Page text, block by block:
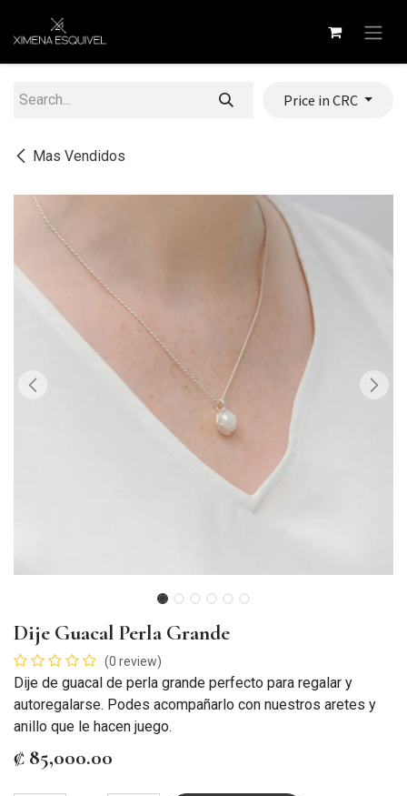
Mas Vendidos
Price in CRC
Dije Guacal Perla Grande
(0 review)
Dije de guacal de perla grande perfecto para regalar y
autoregalarse. Podes acompañarlo con nuestros aretes y
anillo que le hacen juego.
₡ 85,000.00